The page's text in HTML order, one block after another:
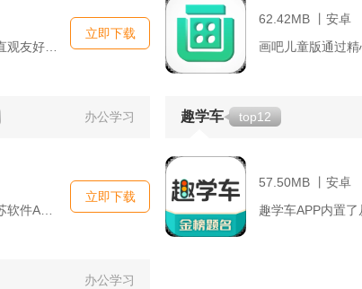
美家工作台拥有直观友好的用户界面，支持多平台使用，包括iOS...
立即下载
62.42MB 丨安卓
办公学习
中化工电商安迪苏软件App提供了一个高效、便捷、安全的电商交...
立即下载
趣学车 top12
57.50MB 丨安卓
办公学习